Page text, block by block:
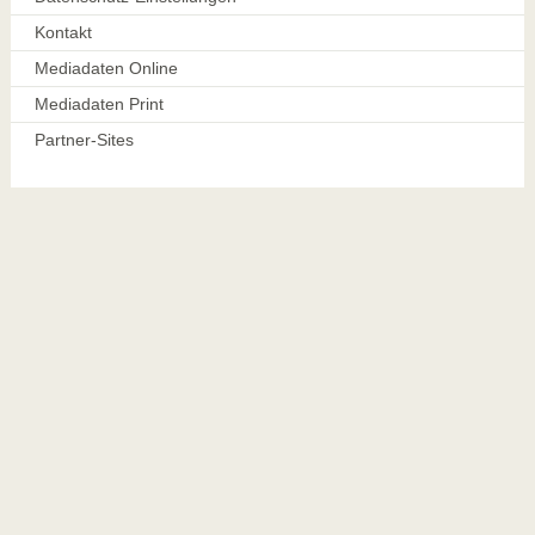
Kontakt
Mediadaten Online
Mediadaten Print
Partner-Sites